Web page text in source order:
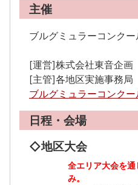
主催
ブルグミュラーコンク
[運営]株式会社東音企画
[主管]各地区実施事務局
ブルグミュラーコンク
日程・会場
◇地区大会
全エリア大会を
み。